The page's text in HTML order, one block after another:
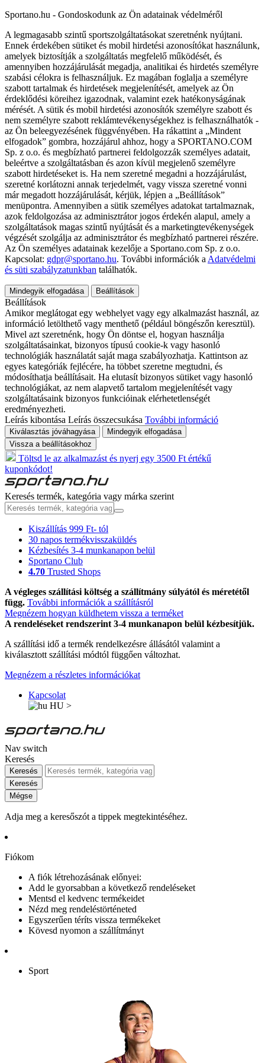
Sportano.hu - Gondoskodunk az Ön adatainak védelméről
A legmagasabb szintű sportszolgáltatásokat szeretnénk nyújtani.
Ennek érdekében sütiket és mobil hirdetési azonosítókat használunk,
amelyek biztosítják a szolgáltatás megfelelő működését, és
amennyiben hozzájárulását megadja, analitikai és hirdetés személyre
szabási célokra is felhasználjuk. Ez magában foglalja a személyre
szabott tartalmak és hirdetések megjelenítését, amelyek az Ön
érdeklődési köreihez igazodnak, valamint ezek hatékonyságának
mérését. A sütik és mobil hirdetési azonosítók személyre szabott és
nem személyre szabott reklámtevékenységekhez is felhasználhatók -
az Ön beleegyezésének függvényében. Ha rákattint a „Mindent
elfogadok” gombra, hozzájárul ahhoz, hogy a SPORTANO.COM
Sp. z o.o. és megbízható partnerei feldolgozzák személyes adatait,
beleértve a szolgáltatásban és azon kívül megjelenő személyre
szabott hirdetéseket is. Ha nem szeretné megadni a hozzájárulást,
szeretné korlátozni annak terjedelmét, vagy vissza szeretné vonni
már megadott hozzájárulását, kérjük, lépjen a „Beállítások”
menüpontra. Amennyiben a sütik személyes adatokat tartalmaznak,
azok feldolgozása az adminisztrátor jogos érdekén alapul, amely a
szolgáltatások magas szintű nyújtását és a marketingtevékenységek
végzését szolgálja az adminisztrátor és megbízható partnerei részére.
Az Ön személyes adatainak kezelője a Sportano.com Sp. z o.o.
Kapcsolat: gdpr@sportano.hu. További információk a Adatvédelmi
és süti szabályzatunkban találhatók.
Mindegyik elfogadása Beállítások
Beállítások
Amikor meglátogat egy webhelyet vagy egy alkalmazást használ, az
információ letölthető vagy menthető (például böngészőn keresztül).
Mivel azt szeretnénk, hogy Ön döntse el, hogyan használja
szolgáltatásainkat, bizonyos típusú cookie-k vagy hasonló
technológiák használatát saját maga szabályozhatja. Kattintson az
egyes kategóriák fejlécére, ha többet szeretne megtudni, és
módosíthatja beállításait. Ha elutasít bizonyos sütiket vagy hasonló
technológiákat, az nem alapvető tartalom megjelenítését vagy
szolgáltatásaink bizonyos funkcióinak elérhetetlenségét
eredményezheti.
Leírás kibontása Leírás összecsukása További információ
Kiválasztás jóváhagyása
Mindegyik elfogadása
Vissza a beállításokhoz
Töltsd le az alkalmazást és nyerj egy 3500 Ft értékű
kuponkódot!
Keresés termék, kategória vagy márka szerint
Kiszállítás 999 Ft- tól
30 napos termékvisszaküldés
Kézbesítés 3-4 munkanapon belül
Sportano Club
4.70 Trusted Shops
A végleges szállítási költség a szállítmány súlyától és méretétől
függ. További információk a szállításról
Megnézem hogyan küldhetem vissza a terméket
A rendeléseket rendszerint 3-4 munkanapon belül kézbesítjük.
A szállítási idő a termék rendelkezésre állásától valamint a
kiválasztott szállítási módtól függően változhat.
Megnézem a részletes információkat
Kapcsolat
HU >
Nav switch
Keresés
Keresés
Keresés
Mégse
Adja meg a keresőszót a tippek megtekintéséhez.
Fiókom
A fiók létrehozásának előnyei:
Add le gyorsabban a következő rendeléseket
Mentsd el kedvenc termékeidet
Nézd meg rendeléstörténeted
Egyszerűen téríts vissza termékeket
Kövesd nyomon a szállítmányt
Sport